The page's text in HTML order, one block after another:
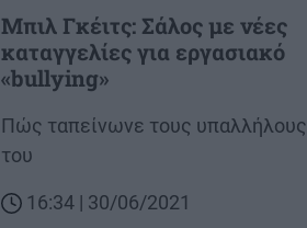
Μπιλ Γκέιτς: Σάλος με νέες
καταγγελίες για εργασιακό
«bullying»
Body
Πώς ταπείνωνε τους υπαλλήλους
του
16:34 | 30/06/2021